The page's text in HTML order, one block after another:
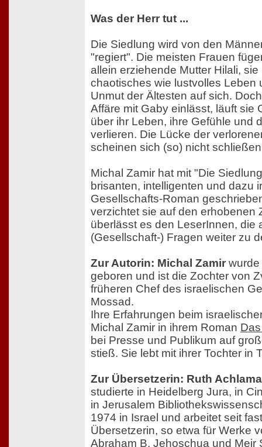
Was der Herr tut ...
Die Siedlung wird von den
"regiert". Die meisten Frauen
allein erziehende Mutter Hilali,
chaotisches wie lustvolles Leben
Unmut der Ältesten auf sich.
Affäre mit Gaby einlässt, läuft sie
über ihr Leben, ihre Gefühle und
verlieren. Die Lücke der
scheinen sich (so) nicht
Michal Zamir hat mit "Die
brisanten, intelligenten und dazu
Gesellschafts-Roman
verzichtet sie auf den erhobenen
überlässt es den LeserInnen, die
(Gesellschaft-) Fragen weiter zu
Zur Autorin: Michal Zamir wurde
geboren und ist die Zochter von
früheren Chef des israelischen
Mossad.
Ihre Erfahrungen beim
Michal Zamir in ihrem Roman
bei Presse und Publikum auf
stieß. Sie lebt mit ihrer Tochter in
Zur Übersetzerin: Ruth Achlama
studierte in Heidelberg Jura, in
in Jerusalem
1974 in Israel und arbeitet seit
Übersetzerin, so etwa für Werke
Abraham B. Jehoschua und Meir